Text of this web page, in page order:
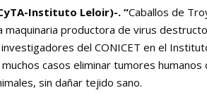
Instituto Leloir)-. “Caballos de
maquinaria productora de virus
del CONICET en el
casos eliminar tumores
sin dañar tejido sano.